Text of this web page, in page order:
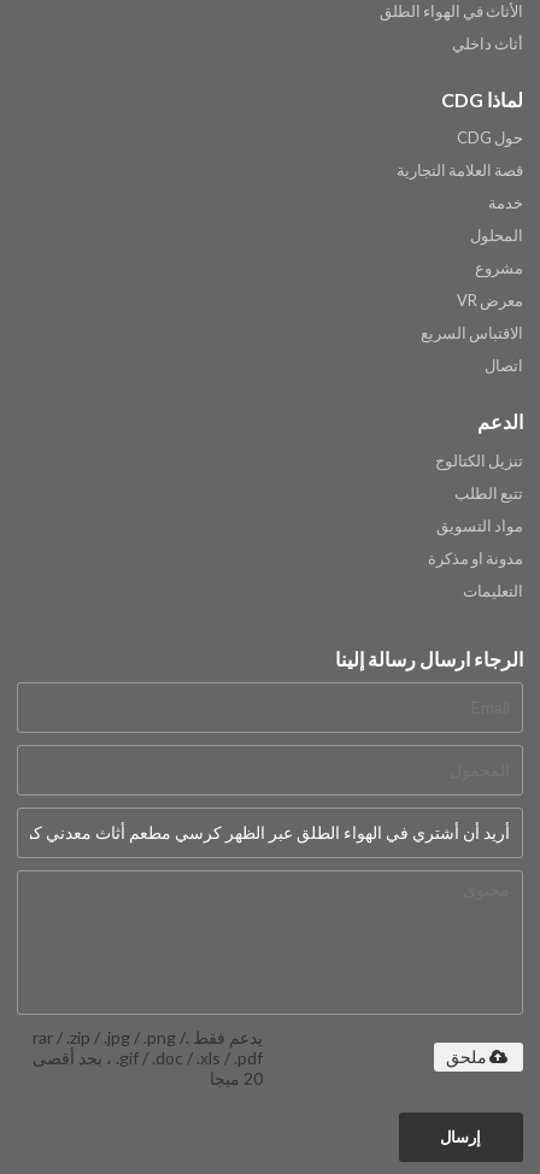
الأثاث في الهواء الطلق
أثاث داخلي
لماذا CDG
حول CDG
قصة العلامة التجارية
خدمة
المحلول
مشروع
معرض VR
الاقتباس السريع
اتصال
الدعم
تنزيل الكتالوج
تتبع الطلب
مواد التسويق
مدونة او مذكرة
التعليمات
الرجاء ارسال رسالة إلينا
يدعم فقط .rar / .zip / .jpg / .png /
.gif / .doc / .xls / .pdf ، بحد أقصى
20 ميجا
ملحق
إرسال